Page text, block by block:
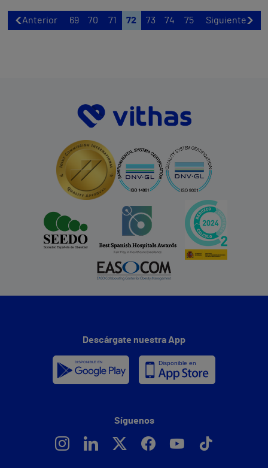
Anterior 69 70 71 72 73 74 75 Siguiente
Descárgate nuestra App
Síguenos